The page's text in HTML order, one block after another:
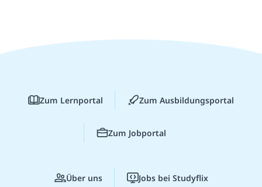
Zum Lernportal Zum Ausbildungsportal
Zum Jobportal
Über uns Jobs bei Studyflix